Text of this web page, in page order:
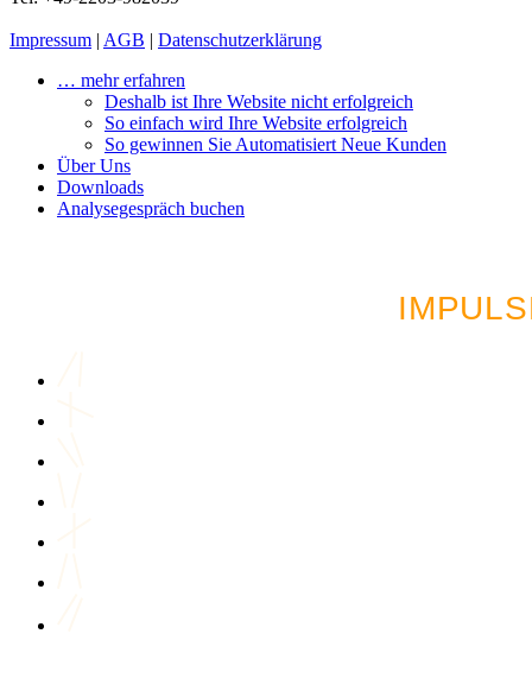
Impressum | AGB | Datenschutzerklärung
… mehr erfahren
Deshalb ist Ihre Website nicht erfolgreich
So einfach wird Ihre Website erfolgreich
So gewinnen Sie Automatisiert Neue Kunden
Über Uns
Downloads
Analysegespräch buchen